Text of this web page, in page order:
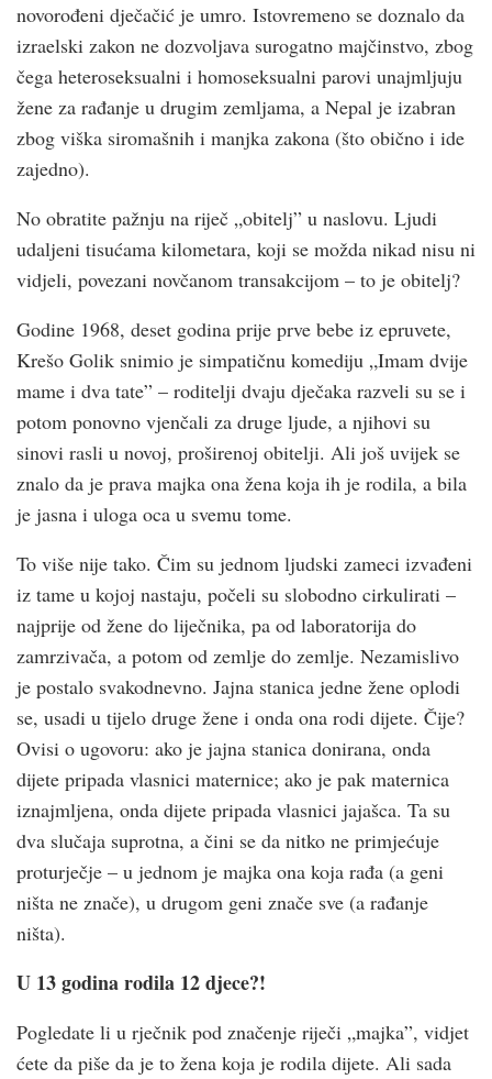
novorođeni dječačić je umro. Istovremeno se doznalo da
izraelski zakon ne dozvoljava surogatno majčinstvo, zbog
čega heteroseksualni i homoseksualni parovi unajmljuju
žene za rađanje u drugim zemljama, a Nepal je izabran
zbog viška siromašnih i manjka zakona (što obično i ide
zajedno).
No obratite pažnju na riječ „obitelj” u naslovu. Ljudi
udaljeni tisućama kilometara, koji se možda nikad nisu ni
vidjeli, povezani novčanom transakcijom – to je obitelj?
Godine 1968, deset godina prije prve bebe iz epruvete,
Krešo Golik snimio je simpatičnu komediju „Imam dvije
mame i dva tate” – roditelji dvaju dječaka razveli su se i
potom ponovno vjenčali za druge ljude, a njihovi su
sinovi rasli u novoj, proširenoj obitelji. Ali još uvijek se
znalo da je prava majka ona žena koja ih je rodila, a bila
je jasna i uloga oca u svemu tome.
To više nije tako. Čim su jednom ljudski zameci izvađeni
iz tame u kojoj nastaju, počeli su slobodno cirkulirati –
najprije od žene do liječnika, pa od laboratorija do
zamrzivača, a potom od zemlje do zemlje. Nezamislivo
je postalo svakodnevno. Jajna stanica jedne žene oplodi
se, usadi u tijelo druge žene i onda ona rodi dijete. Čije?
Ovisi o ugovoru: ako je jajna stanica donirana, onda
dijete pripada vlasnici maternice; ako je pak maternica
iznajmljena, onda dijete pripada vlasnici jajašca. Ta su
dva slučaja suprotna, a čini se da nitko ne primjećuje
proturječje – u jednom je majka ona koja rađa (a geni
ništa ne znače), u drugom geni znače sve (a rađanje
ništa).
U 13 godina rodila 12 djece?!
Pogledate li u rječnik pod značenje riječi „majka”, vidjet
ćete da piše da je to žena koja je rodila dijete. Ali sada